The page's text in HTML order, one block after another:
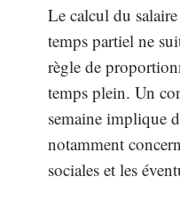
Le calcul du
temps partiel ne
règle de
temps plein. Un
semaine implique
notamment
sociales et les